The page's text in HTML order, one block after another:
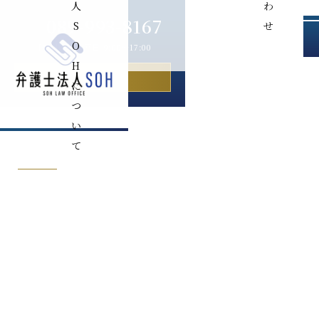
人
S
O
H
に
つ
い
て
わ
せ
089-993-8167
［受付時間］平日 9:00〜17:00
お問い合わせ